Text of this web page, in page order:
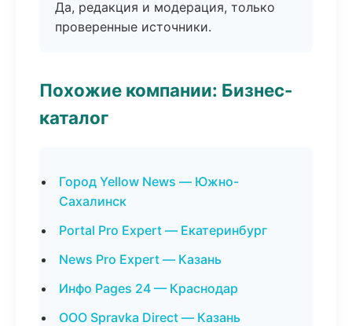
Да, редакция и модерация, только
проверенные источники.
Похожие компании: Бизнес-
каталог
Город Yellow News — Южно-
Сахалинск
Portal Pro Expert — Екатеринбург
News Pro Expert — Казань
Инфо Pages 24 — Краснодар
ООО Spravka Direct — Казань